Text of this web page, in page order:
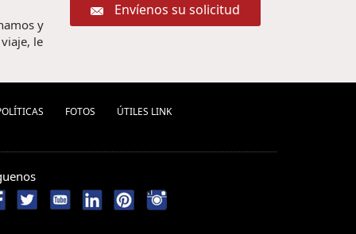
y
le
Envíenos su solicitud
FOTOS ÚTILES LINK